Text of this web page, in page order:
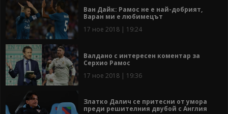
Ван Дайк: Рамос не е най-добрият,
Варан ми е любимецът
17 ное 2018 | 19:24
Валдано с интересен коментар за
Серхио Рамос
17 ное 2018 | 19:36
Златко Далич се притесни от умора
преди решителния двубой с Англия